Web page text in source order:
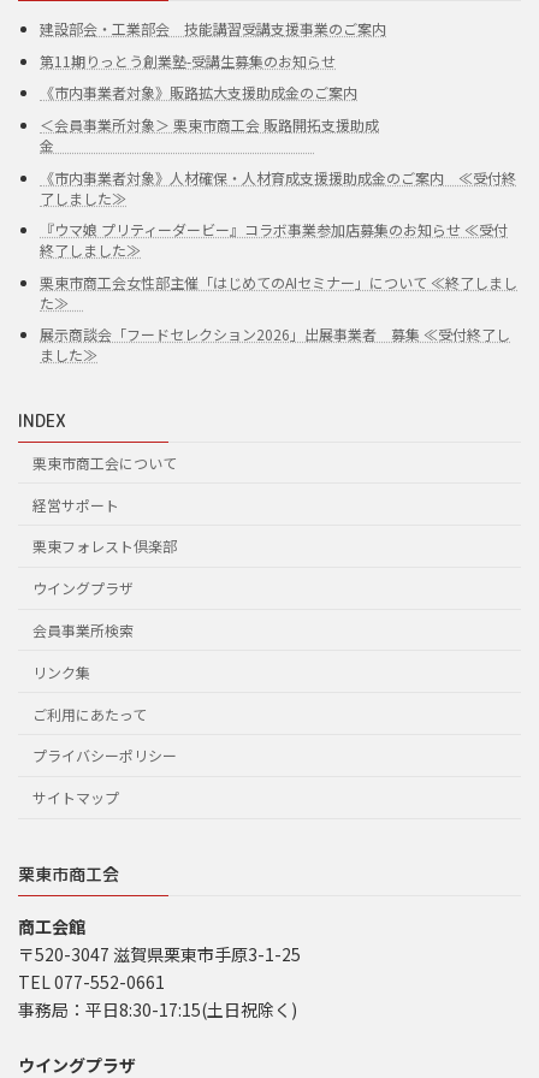
建設部会・工業部会 技能講習受講支援事業のご案内
第11期りっとう創業塾-受講生募集のお知らせ
《市内事業者対象》販路拡大支援助成金のご案内
＜会員事業所対象＞ 栗東市商工会 販路開拓支援助成
金
《市内事業者対象》人材確保・人材育成支援援助成金のご案内 ≪受付終
了しました≫
『ウマ娘 プリティーダービー』コラボ事業参加店募集のお知らせ ≪受付
終了しました≫
栗東市商工会女性部主催「はじめてのAIセミナー」について ≪終了しまし
た≫
展示商談会「フードセレクション2026」出展事業者 募集 ≪受付終了し
ました≫
INDEX
栗東市商工会について
経営サポート
栗東フォレスト倶楽部
ウイングプラザ
会員事業所検索
リンク集
ご利用にあたって
プライバシーポリシー
サイトマップ
栗東市商工会
商工会館
〒520-3047 滋賀県栗東市手原3-1-25
TEL 077-552-0661
事務局：平日8:30-17:15(土日祝除く)
ウイングプラザ